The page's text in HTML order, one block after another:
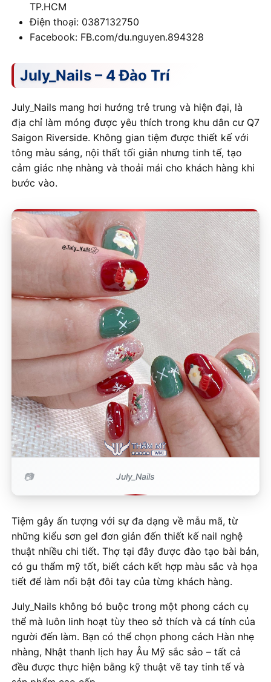
TP.HCM
Điện thoại: 0387132750
Facebook: FB.com/du.nguyen.894328
July_Nails – 4 Đào Trí
July_Nails mang hơi hướng trẻ trung và hiện đại, là
địa chỉ làm móng được yêu thích trong khu dân cư Q7
Saigon Riverside. Không gian tiệm được thiết kế với
tông màu sáng, nội thất tối giản nhưng tinh tế, tạo
cảm giác nhẹ nhàng và thoải mái cho khách hàng khi
bước vào.
July_Nails
Tiệm gây ấn tượng với sự đa dạng về mẫu mã, từ
những kiểu sơn gel đơn giản đến thiết kế nail nghệ
thuật nhiều chi tiết. Thợ tại đây được đào tạo bài bản,
có gu thẩm mỹ tốt, biết cách kết hợp màu sắc và họa
tiết để làm nổi bật đôi tay của từng khách hàng.
July_Nails không bó buộc trong một phong cách cụ
thể mà luôn linh hoạt tùy theo sở thích và cá tính của
người đến làm. Bạn có thể chọn phong cách Hàn nhẹ
nhàng, Nhật thanh lịch hay Âu Mỹ sắc sảo – tất cả
đều được thực hiện bằng kỹ thuật vẽ tay tinh tế và